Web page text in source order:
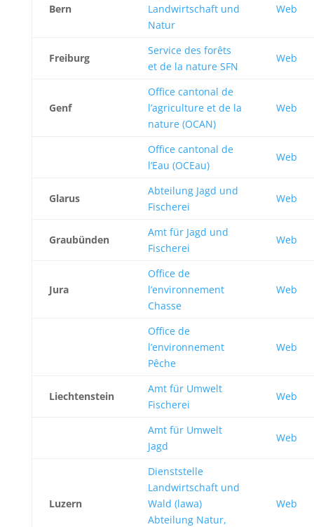
Bern
Landwirtschaft und
Natur
Web
Freiburg
Service des forêts
et de la nature SFN
Web
Genf
Office cantonal de
l’agriculture et de la
nature (OCAN)
Web
Office cantonal de
l’Eau (OCEau)
Web
Glarus
Abteilung Jagd und
Fischerei
Web
Graubünden
Amt für Jagd und
Fischerei
Web
Jura
Office de
l’environnement
Chasse
Web
Office de
l’environnement
Pêche
Web
Liechtenstein
Amt für Umwelt
Fischerei
Web
Amt für Umwelt
Jagd
Web
Luzern
Dienststelle
Landwirtschaft und
Wald (lawa)
Abteilung Natur,
Web